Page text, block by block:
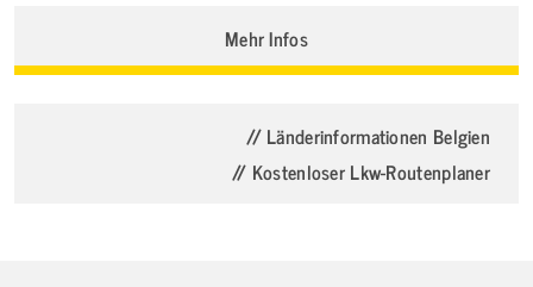
Mehr Infos
// Länderinformationen Belgien
// Kostenloser Lkw-Routenplaner